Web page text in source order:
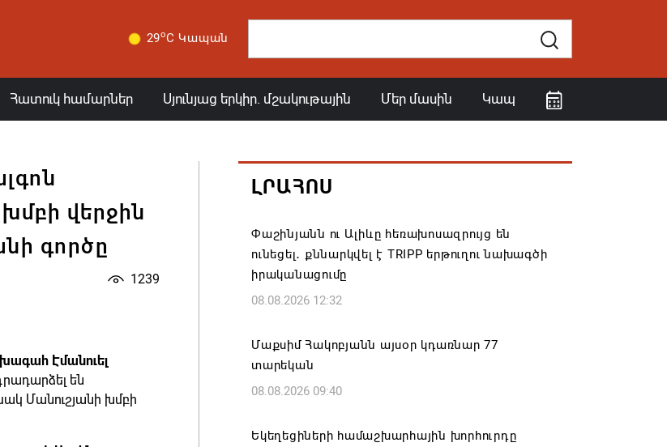
29oC Կապան
Հատուկ համարներ Սյունյաց երկիր. մշակութային Մեր մասին Կապ
վերջին
գործը
1239
Էմանուել
են
Մանուշյանի խմբի
ԼՐԱՀՈՍ
Փաշինյանն ու Ալիևը հեռախոսազրույց են
ունեցել․ քննարկվել է TRIPP երթուղու նախագծի
իրականացումը
08.08.2026 12:32
Մաքսիմ Հակոբյանն այսօր կդառնար 77
տարեկան
08.08.2026 09:40
Եկեղեցիների համաշխարհային խորհուրդը